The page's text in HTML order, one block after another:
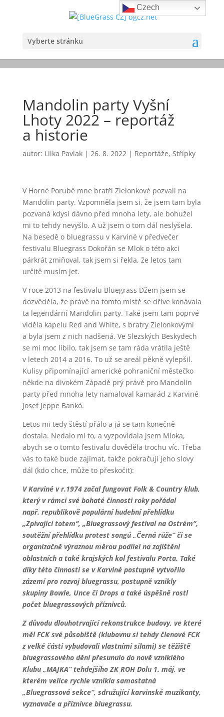
Vyberte stránku
Mandolin party Vyšní
Lhoty 2022 – reportáž
a historie
autor: Lilka Pavlak| 26. 8. 2022| Reportáže, Střípky
V Horné Porubě mne bratři Zielonkové pozvali na
Mandolin party. Vzpomněla jsem si, že jsem tam byla
pozvaná kdysi dávno před mnoha lety, ale bohužel
mi to tehdy nevyšlo. A už jsem o tom dál neslyšela.
Na besedě o bluegrassu v Karviné v předvečer
festivalu Bluegrass Dokořán se Mlok o této akci
párkrát zmiňoval, tak jsem si řekla, že letos tam
určitě musím jet.
V roce 2013 na festivalu Bluegrass Džem jsem se
dozvěděla, že právě na tomto místě se dříve konávala
ta legendární Mandolin party. Také jsem tam poprvé
viděla kapelu Red and White, s bratry Zielonkovými
a byla jsem z nich nadšená. Ve Slezských Beskydech
se mi moc líbilo, tak jsem se tam ráda vrátila ještě
v letech 2014 a 2016. To už se areál pěkně vylepšil.
Kulisy připomínající americké pohraniční městečko
někde na divokém Západě prý právě pro Mandolin
party před mnoha lety namaloval kamarád z Karviné
Josef Jeppe Bankó.
Letos mi tedy štěstí přálo a já se tam konečně
dostala. Nedalo mi to, a vyzpovídala jsem Mloka,
abych se o tomto festivalu dověděla trochu víc. Třeba
vás to také bude zajímat, takže pokračuji jeho slovy
dál (kdo chce, může to přeskočit):
V Karviné v r.1974 začal fungovat Folk & Country klub,
který v rámci své bohaté činnosti roky pořádal
např. republikově populární hudební přehlídku
„Zpívající totem“, „Bluegrassový festival na Ostrém“,
soutěžní přehlídku protest songů „Černá růže“ či se
organizačně výraznou měrou podílel na zajištění
oblastních a také krajských kol festivalu Porta. Také
díky této činnosti se v Karviné postupně vytvořilo
zázemí pro rozvoj bluegrassu, postupně vznikly
skupiny Bowle, Unce či Drops a také úspěšně rostl
počet bluegrassových příznivců.
Z důvodu dlouhotrvající rekonstrukce budovy, ve které
měl FCK své působiště (klubovnu si tehdy členové FCK
z velké části vybudovali vlastními silami) se těžiště
bluegrassového dění přesunulo do nově vzniklého
Klubu „MAJKA“ tehdejšího ZK ROH Dolu 1. máj, ve
kterém velice rychle vznikla samostatná
„Bluegrassová sekce“, sdružující karvinské muzikanty,
vyznavače a příznivce bluegrassu.
Czech